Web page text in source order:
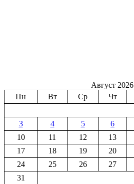
Август 2026
Пн
Вт Ср Чт
3
4 5 6
10
11 12 13
17
18 19 20
24
25 26 27
31